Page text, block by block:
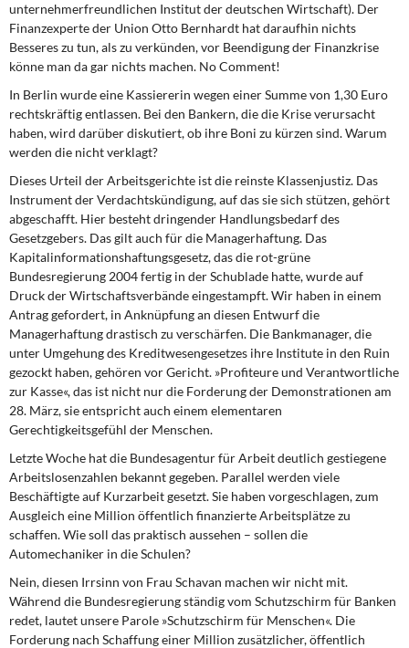
unternehmerfreundlichen Institut der deutschen Wirtschaft). Der
Finanzexperte der Union Otto Bernhardt hat daraufhin nichts
Besseres zu tun, als zu verkünden, vor Beendigung der Finanzkrise
könne man da gar nichts machen. No Comment!
In Berlin wurde eine Kassiererin wegen einer Summe von 1,30 Euro
rechtskräftig entlassen. Bei den Bankern, die die Krise verursacht
haben, wird darüber diskutiert, ob ihre Boni zu kürzen sind. Warum
werden die nicht verklagt?
Dieses Urteil der Arbeitsgerichte ist die reinste Klassenjustiz. Das
Instrument der Verdachtskündigung, auf das sie sich stützen, gehört
abgeschafft. Hier besteht dringender Handlungsbedarf des
Gesetzgebers. Das gilt auch für die Managerhaftung. Das
Kapitalinformationshaftungsgesetz, das die rot-grüne
Bundesregierung 2004 fertig in der Schublade hatte, wurde auf
Druck der Wirtschaftsverbände eingestampft. Wir haben in einem
Antrag gefordert, in Anknüpfung an diesen Entwurf die
Managerhaftung drastisch zu verschärfen. Die Bankmanager, die
unter Umgehung des Kreditwesengesetzes ihre Institute in den Ruin
gezockt haben, gehören vor Gericht. »Profiteure und Verantwortliche
zur Kasse«, das ist nicht nur die Forderung der Demonstrationen am
28. März, sie entspricht auch einem elementaren
Gerechtigkeitsgefühl der Menschen.
Letzte Woche hat die Bundesagentur für Arbeit deutlich gestiegene
Arbeitslosenzahlen bekannt gegeben. Parallel werden viele
Beschäftigte auf Kurzarbeit gesetzt. Sie haben vorgeschlagen, zum
Ausgleich eine Million öffentlich finanzierte Arbeitsplätze zu
schaffen. Wie soll das praktisch aussehen – sollen die
Automechaniker in die Schulen?
Nein, diesen Irrsinn von Frau Schavan machen wir nicht mit.
Während die Bundesregierung ständig vom Schutzschirm für Banken
redet, lautet unsere Parole »Schutzschirm für Menschen«. Die
Forderung nach Schaffung einer Million zusätzlicher, öffentlich